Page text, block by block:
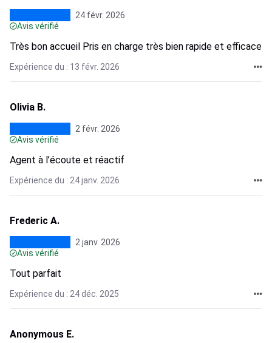
24 févr. 2026
Avis vérifié
Très bon accueil Pris en charge très bien rapide et efficace
Expérience du : 13 févr. 2026
Olivia B.
2 févr. 2026
Avis vérifié
Agent à l’écoute et réactif
Expérience du : 24 janv. 2026
Frederic A.
2 janv. 2026
Avis vérifié
Tout parfait
Expérience du : 24 déc. 2025
Anonymous E.